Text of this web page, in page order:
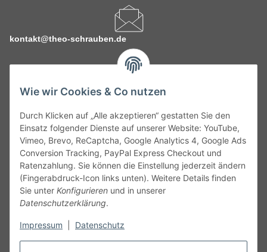
Wie wir Cookies & Co nutzen
Durch Klicken auf „Alle akzeptieren“ gestatten Sie den
Einsatz folgender Dienste auf unserer Website: YouTube,
Vimeo, Brevo, ReCaptcha, Google Analytics 4, Google Ads
Conversion Tracking, PayPal Express Checkout und
Ratenzahlung. Sie können die Einstellung jederzeit ändern
(Fingerabdruck-Icon links unten). Weitere Details finden
Sie unter Konfigurieren und in unserer
Datenschutzerklärung.
Impressum Datenschutz
kontakt@theo-schrauben.de
Service
Gesetzliche Informationen
Alle technischen Angaben ohne Gewähr. Irrtümer und fehlerhafte
Angaben vorbehalten. Wenn Sie Datenblätter oder spezielle
unseren Kundenservice. Abbildungen der Artikel können